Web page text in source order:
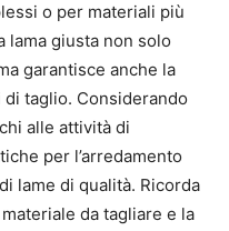
o per materiali più
giusta non solo
garantisce anche la
taglio. Considerando
alle attività di
per l’arredamento
lame di qualità. Ricorda
da tagliare e la